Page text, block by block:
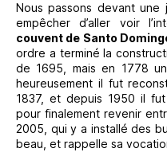
Nous passons devant
empêcher d’aller voir
couvent de Santo
ordre a terminé la
de 1695, mais en 1778
heureusement il fut
1837, et depuis 1950 il
pour finalement revenir
2005, qui y a installé des
beau, et rappelle sa